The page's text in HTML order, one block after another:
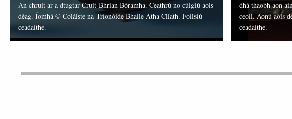
An chruit ar a dtugtar Cruit Bhrian Bóramha. Ceathrú no cúigiú aois
déag. Íomhá © Coláiste na Tríonóide Bhaile Átha Cliath. Foilsiú
ceadaithe.
dhá thaobh aon
ceoil. Aonú aois
ceadaithe.